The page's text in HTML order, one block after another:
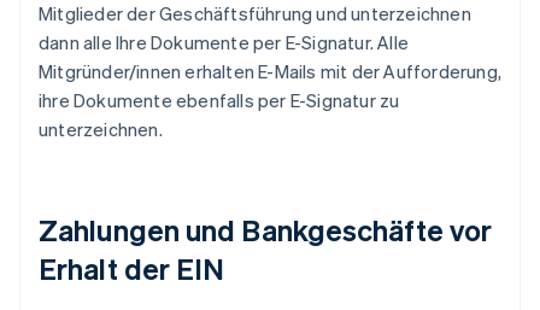
Mitglieder der Geschäftsführung und unterzeichnen
dann alle Ihre Dokumente per E-Signatur. Alle
Mitgründer/innen erhalten E-Mails mit der Aufforderung,
ihre Dokumente ebenfalls per E-Signatur zu
unterzeichnen.
Zahlungen und Bankgeschäfte vor
Erhalt der EIN